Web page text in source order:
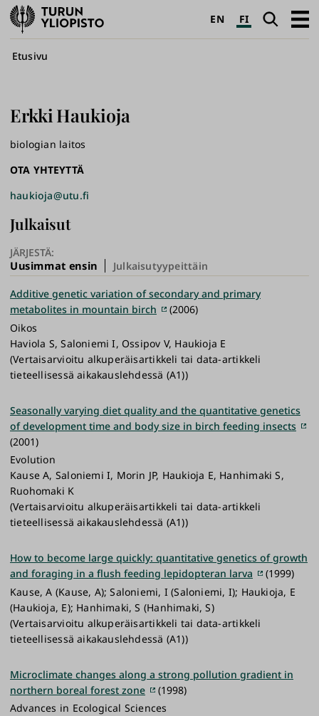
Turun
yliopisto
EN FI Haku
Avaa
Murupolku
Etusivu
Erkki Haukioja
biologian laitos
OTA YHTEYTTÄ
haukioja@utu.fi
Julkaisut
JÄRJESTÄ:
Uusimmat ensin Julkaisutyypeittäin
Additive genetic variation of secondary and primary
metabolites in mountain birch
(2006)
Oikos
Haviola S, Saloniemi I, Ossipov V, Haukioja E
(Vertaisarvioitu alkuperäisartikkeli tai data-artikkeli
tieteellisessä aikakauslehdessä (A1))
Seasonally varying diet quality and the quantitative genetics
of development time and body size in birch feeding insects
(2001)
Evolution
Kause A, Saloniemi I, Morin JP, Haukioja E, Hanhimaki S,
Ruohomaki K
(Vertaisarvioitu alkuperäisartikkeli tai data-artikkeli
tieteellisessä aikakauslehdessä (A1))
How to become large quickly: quantitative genetics of growth
and foraging in a flush feeding lepidopteran larva
(1999)
Kause, A (Kause, A); Saloniemi, I (Saloniemi, I); Haukioja, E
(Haukioja, E); Hanhimaki, S (Hanhimaki, S)
(Vertaisarvioitu alkuperäisartikkeli tai data-artikkeli
tieteellisessä aikakauslehdessä (A1))
Microclimate changes along a strong pollution gradient in
northern boreal forest zone
(1998)
Advances in Ecological Sciences